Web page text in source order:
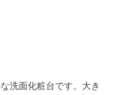
洗面化粧台です。大き